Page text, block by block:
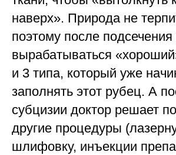
наверх». Природа не
поэтому после подсечения
вырабатываться
и 3 типа, который уже
заполнять этот рубец. А
субцизии доктор решает
другие процедуры
шлифовку, инъекции